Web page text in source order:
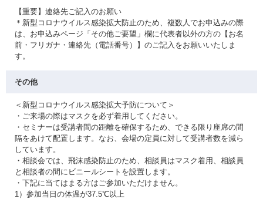
【重要】連絡先ご記入のお願い
＊新型コロナウイルス感染拡大防止のため、複数人でお申込みの際
は、お申込みページ「その他ご要望」欄に代表者以外の方の【お名
前・フリガナ・連絡先（電話番号）】のご記入をお願いいたしま
す。
その他
＜新型コロナウイルス感染拡大予防について＞
・ご来場の際はマスクを必ず着用してください。
・セミナーは受講者間の距離を確保するため、できる限り座席の間
隔をあけて配置します。なお、会場の定員に対して受講者数を減ら
しています。
・相談会では、飛沫感染防止のため、相談員はマスク着用、相談員
と相談者の間にビニールシートを設置します。
・下記に当てはまる方はご参加いただけません。
1）参加当日の体温が37.5℃以上